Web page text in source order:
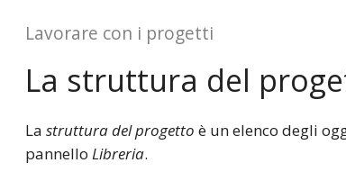
Lavorare con i progetti
La struttura del
La struttura del progetto è un elenco degli
pannello Libreria.